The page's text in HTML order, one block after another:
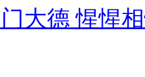
大德 惺惺